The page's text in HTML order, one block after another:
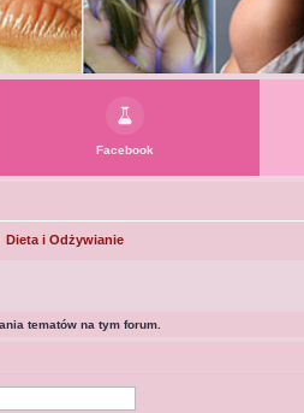
Facebook
Dieta i Odżywianie
tematów na tym forum.